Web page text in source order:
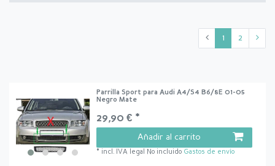
1 2
Parrilla Sport para Audi A4/S4 B6/8E 01-05
Negro Mate
29,90 € *
Añadir al carrito
* incl. IVA legal No incluido Gastos de envío